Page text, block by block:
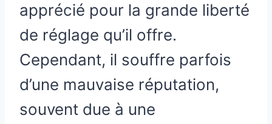
apprécié pour la grande liberté
de réglage qu’il offre.
Cependant, il souffre parfois
d’une mauvaise réputation,
souvent due à une